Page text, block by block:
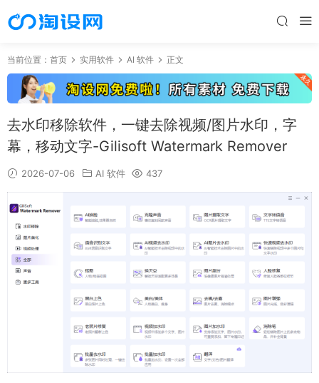
当前位置： 首页 实用软件 AI 软件 正文
去水印移除软件，一键去除视频/图片水印，字
幕，移动文字-Gilisoft Watermark Remover
2026-07-06 AI 软件 437